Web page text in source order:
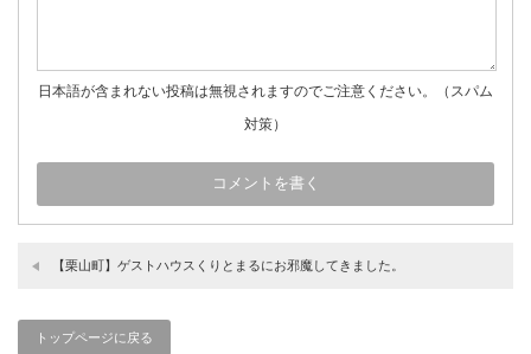
日本語が含まれない投稿は無視されますのでご注意ください。（スパム
対策）
【栗山町】ゲストハウスくりとまるにお邪魔してきました。
トップページに戻る